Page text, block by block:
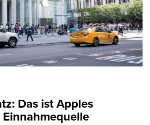
Das ist Apples